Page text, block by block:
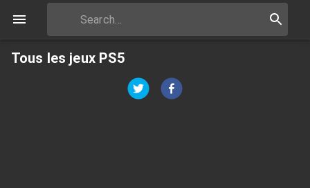
Tous les jeux PS5